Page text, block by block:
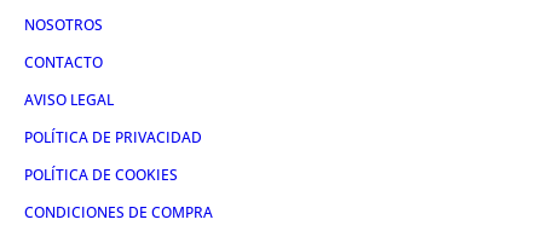
NOSOTROS
CONTACTO
AVISO LEGAL
POLÍTICA DE PRIVACIDAD
POLÍTICA DE COOKIES
CONDICIONES DE COMPRA